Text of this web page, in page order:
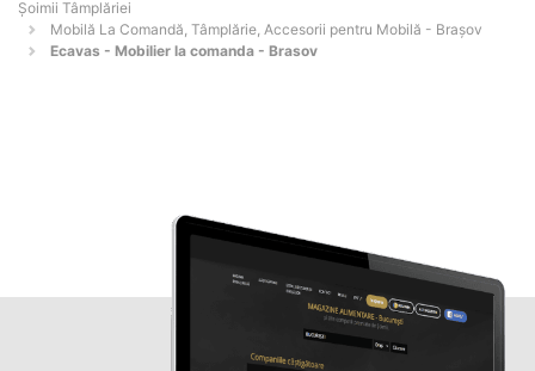
Șoimii Tâmplăriei
Mobilă La Comandă, Tâmplărie, Accesorii pentru Mobilă - Braşov
Ecavas - Mobilier la comanda - Brasov